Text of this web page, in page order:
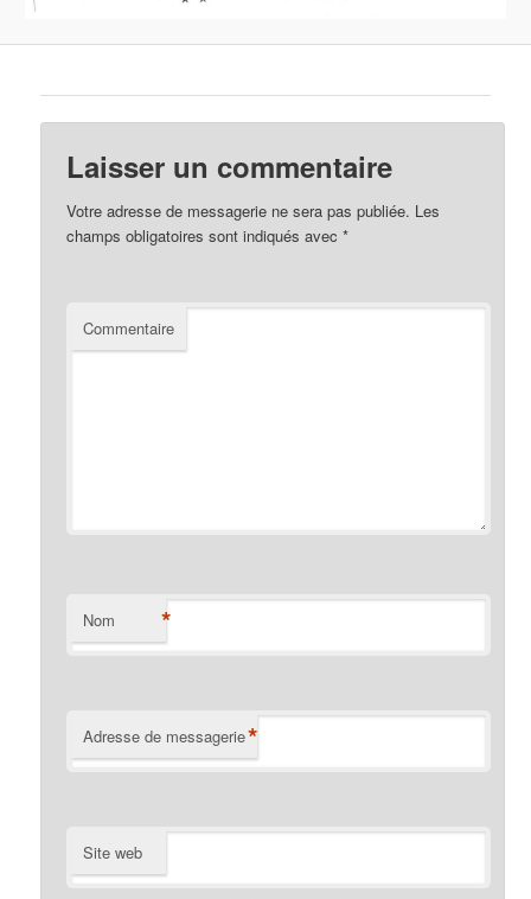
Laisser un commentaire
Votre adresse de messagerie ne sera pas publiée. Les
champs obligatoires sont indiqués avec*
Commentaire
Nom *
Adresse de messagerie*
Site web